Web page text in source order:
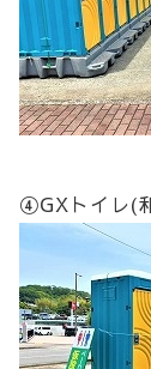
④GXトイレ(